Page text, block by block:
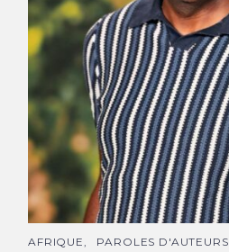
Charles Gueboguo © DR
C
AFRIQUE PAROLES D'AUTEURS